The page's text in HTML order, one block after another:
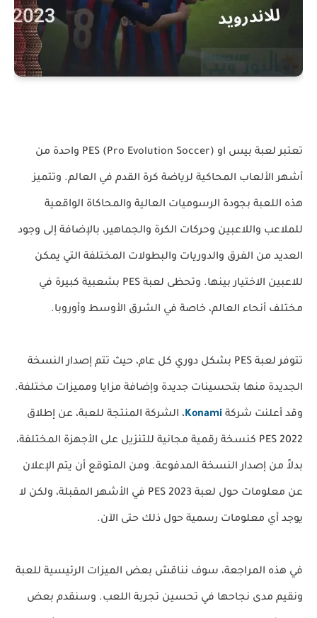
تعتبر لعبة بيس او PES (Pro Evolution Soccer) واحدة من
أشهر الألعاب المحاكية لرياضة كرة القدم في العالم. وتتميز
هذه اللعبة بجودة الرسوميات العالية والمحاكاة الواقعية
للملاعب واللاعبين وحركات الكرة والجماهير، بالإضافة إلى وجود
العديد من الفرق والدوريات والبطولات المختلفة التي يمكن
للاعبين الاختيار بينها. وتحظى لعبة PES بشعبية كبيرة في
مختلف أنحاء العالم، خاصة في الشرق الأوسط وأوروبا.
تتوفر لعبة PES بشكل دوري كل عام، حيث تتم إصدار النسخة
الجديدة منها بتحسينات جديدة وإضافة مزايا ومميزات مختلفة.
وقد أعلنت شركة Konami، الشركة المنتجة للعبة، عن إطلاق
PES 2022 كنسخة رقمية مجانية للتنزيل على الأجهزة المختلفة،
بدلاً من إصدار النسخة المدفوعة. ومن المتوقع أن يتم الإعلان
عن معلومات حول لعبة PES 2023 في الأشهر المقبلة، ولكن لا
يوجد أي معلومات رسمية حول ذلك حتى الآن.
في هذه المراجعة، سوف نناقش بعض الميزات الرئيسية للعبة
ونقيم مدى نجاحها في تحسين تجربة اللعب. وسنقدم بعض